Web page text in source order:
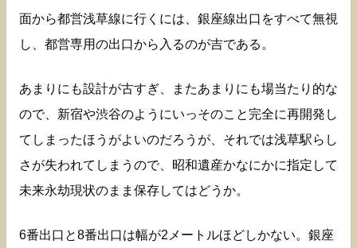
面から都営浅草線に行くには、銀座線出口をすべて無視
し、都営専用の出口から入るのが吉である。
あまりにも設計が古すぎ、またあまりにも場当たり的な
ので、新宿や渋谷のようにいっそのこと完全に再開発し
てしまったほうがよいのだろうが、それでは浅草駅らし
さが失われてしまうので、昭和遺産かなにかに指定して
未来永劫現状のまま保存してはどうか。
6番出口と8番出口は幅が2メートルほどしかない。銀座